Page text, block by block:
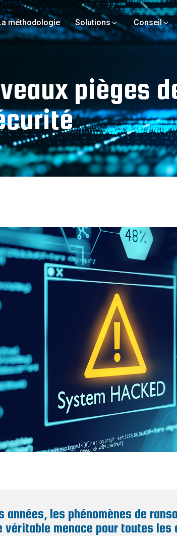
méthodologie Solutions Conseil
pièges
années, les phénomènes de
véritable menace pour toutes les